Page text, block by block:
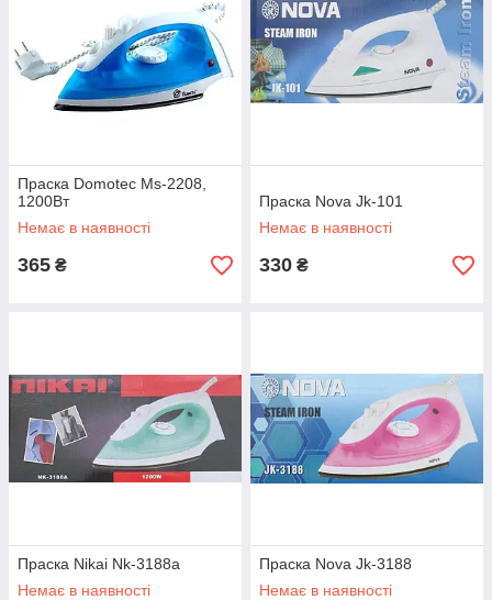
Праска Domotec Ms-2208,
1200Вт
Немає в наявності
365 ₴
Праска Nova Jk-101
Немає в наявності
330 ₴
Праска Nikai Nk-3188a
Немає в наявності
Праска Nova Jk-3188
Немає в наявності